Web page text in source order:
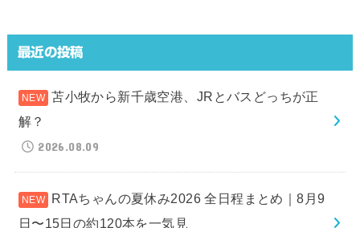
最近の投稿
苫小牧から新千歳空港、JRとバスどっちが正
解？
2026.08.09
RTAちゃんの夏休み2026 全日程まとめ｜8月9
日〜15日の約120本を一気見